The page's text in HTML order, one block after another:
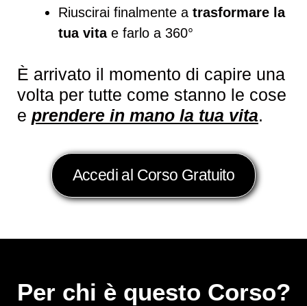
Riuscirai finalmente a trasformare la
tua vitae farlo a 360°
È arrivato il momento di capire una
volta per tutte come stanno le cose
e prendere in mano la tua vita.
Accedi al Corso Gratuito
Per chi è questo Corso?